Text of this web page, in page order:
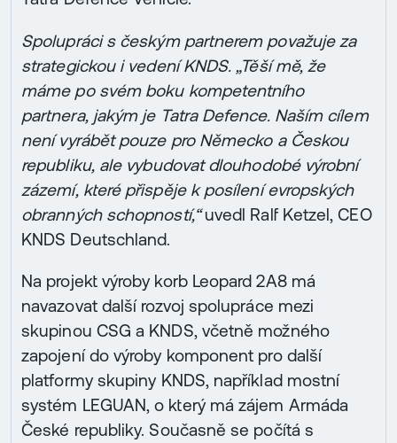
Spolupráci s českým partnerem považuje za
strategickou i vedení KNDS. „Těší mě, že
máme po svém boku kompetentního
partnera, jakým je Tatra Defence. Naším cílem
není vyrábět pouze pro Německo a Českou
republiku, ale vybudovat dlouhodobé výrobní
zázemí, které přispěje k posílení evropských
obranných schopností,“uvedl Ralf Ketzel, CEO
KNDS Deutschland.
Na projekt výroby korb Leopard 2A8 má
navazovat další rozvoj spolupráce mezi
skupinou CSG a KNDS, včetně možného
zapojení do výroby komponent pro další
platformy skupiny KNDS, například mostní
systém LEGUAN, o který má zájem Armáda
České republiky. Současně se počítá s